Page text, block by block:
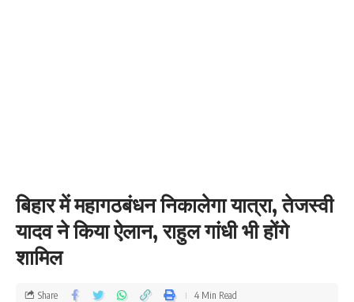
बिहार में महागठबंधन निकालेगा यात्रा, तेजस्वी
यादव ने किया ऐलान, राहुल गांधी भी होंगे
शामिल
Share 4 Min Read